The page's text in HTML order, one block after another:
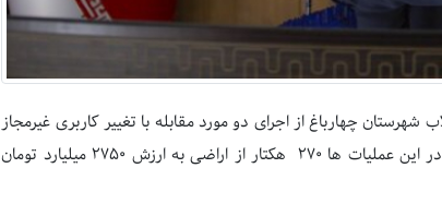
چهارباغ از اجرای دو مورد مقابله با تغییر کاربری غیرمجاز
اراضی زراعی و باغی در این حوزه قضایی خبر داد و گفت: در این عملیات ها 270 هکتار از اراضی به ارزش ۲۷۵۰ میلیارد تومان